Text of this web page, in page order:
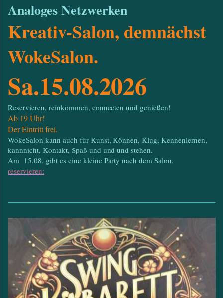
Analoges Netzwerken
Kreativ-Salon, demnächst
WokeSalon.
Sa.15.08.2026
Reservieren, reinkommen, connecten und genießen!
Ab 19 Uhr!
Der Eintritt frei.
WokeSalon kann auch für Kunst, Können, Klug, Kennenlernen,
kannnicht, Kontakt, Spaß und und und stehen.
Am 15.08. gibt es eine kleine Party nach dem Salon.
reservieren: